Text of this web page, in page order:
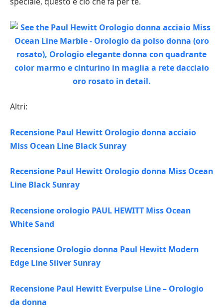
Altri:
Recensione Paul Hewitt Orologio donna acciaio
Miss Ocean Line Black Sunray
Recensione Paul Hewitt Orologio donna Miss Ocean
Line Black Sunray
Recensione orologio PAUL HEWITT Miss Ocean
White Sand
Recensione Orologio donna Paul Hewitt Modern
Edge Line Silver Sunray
Recensione Paul Hewitt Everpulse Line – Orologio
da donna